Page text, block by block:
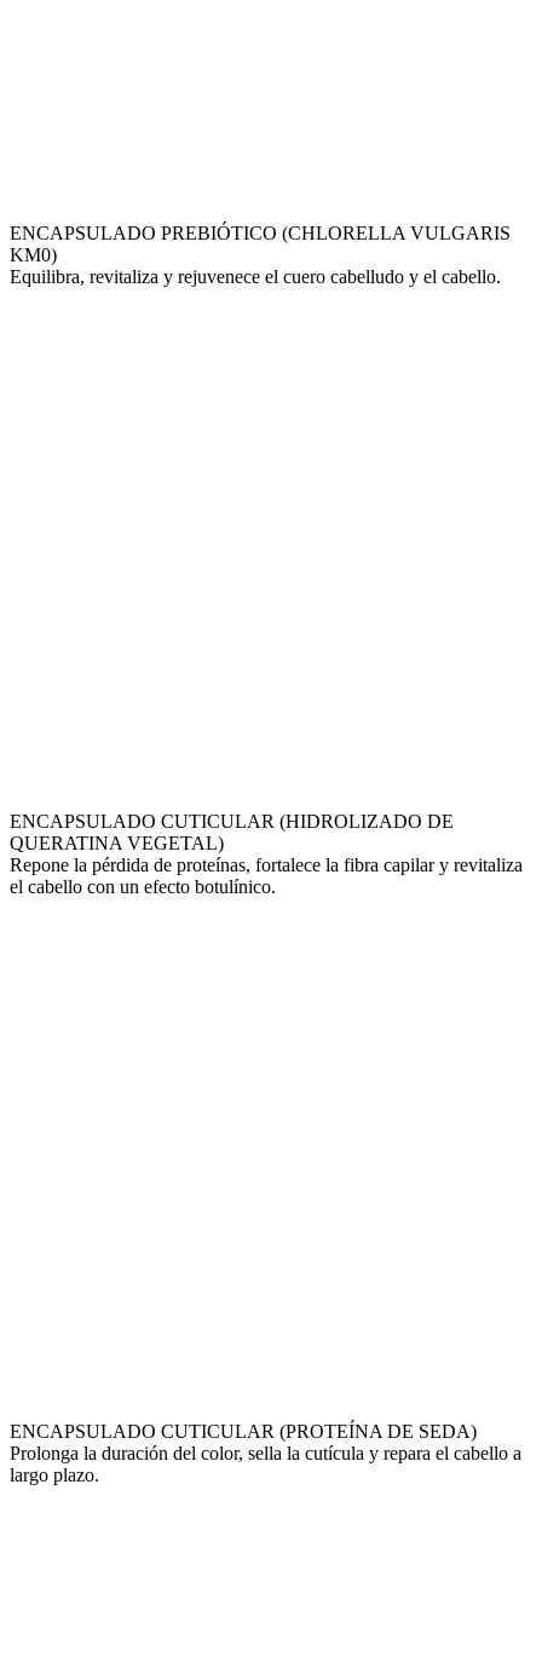
ENCAPSULADO PREBIÓTICO (CHLORELLA VULGARIS
KM0)
Equilibra, revitaliza y rejuvenece el cuero cabelludo y el cabello.
ENCAPSULADO CUTICULAR (HIDROLIZADO DE
QUERATINA VEGETAL)
Repone la pérdida de proteínas, fortalece la fibra capilar y revitaliza
el cabello con un efecto botulínico.
ENCAPSULADO CUTICULAR (PROTEÍNA DE SEDA)
Prolonga la duración del color, sella la cutícula y repara el cabello a
largo plazo.